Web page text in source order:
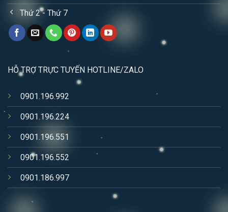
Thứ 2 - Thứ 7
HỖ TRỢ TRỰC TUYẾN HOTLINE/ZALO
0901.196.992
0901.196.224
0901.196.551
0901.196.552
0901.186.997